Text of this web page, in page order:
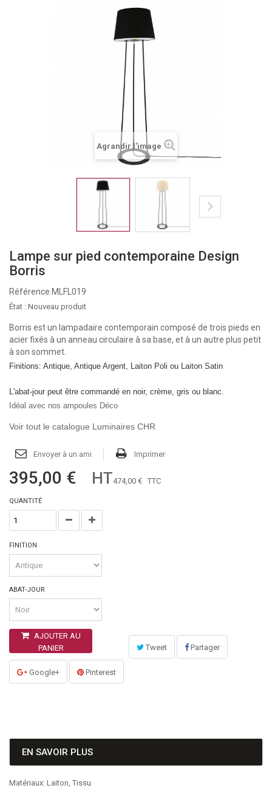
Agrandir l'image
Lampe sur pied contemporaine Design
Borris
Référence MLFL019
État : Nouveau produit
Borris est un lampadaire contemporain composé de trois pieds en
acier fixés à un anneau circulaire à sa base, et à un autre plus petit
à son sommet.
Finitions: Antique, Antique Argent, Laiton Poli ou Laiton Satin
L'abat-jour peut être commandé en noir, crème, gris ou blanc.
Idéal avec nos ampoules Déco
Voir tout le catalogue Luminaires CHR
Envoyer à un ami Imprimer
395,00 € HT474,00 € TTC
QUANTITÉ
FINITION
ABAT-JOUR
AJOUTER AU
PANIER
Tweet Partager
Google+ Pinterest
EN SAVOIR PLUS
Matériaux: Laiton, Tissu